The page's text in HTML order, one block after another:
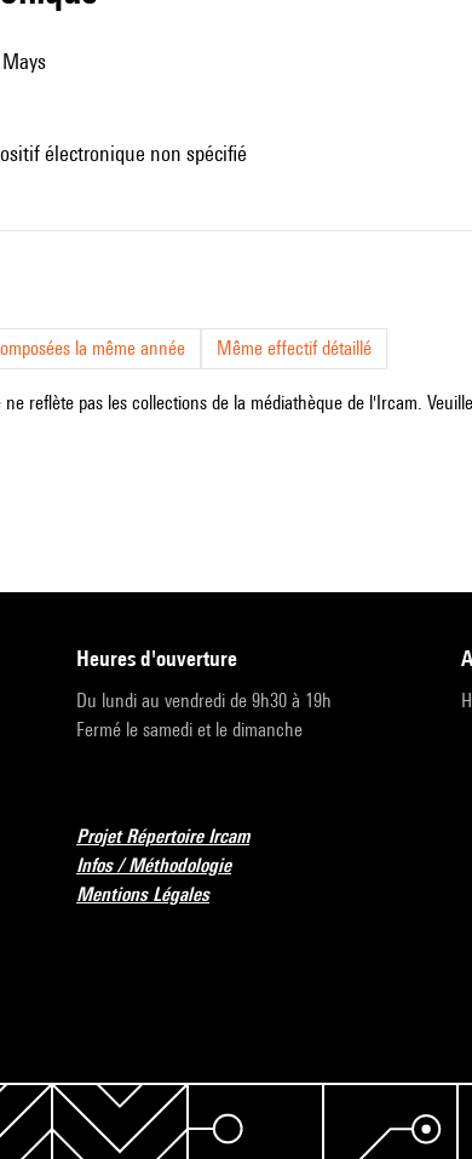
Mays
électronique non spécifié
la même année Même effectif détaillé
reflète pas les collections de la médiathèque de l'Ircam.
heures d'ouverture
Du lundi au vendredi de 9h30 à 19h
Fermé le samedi et le dimanche
Projet Répertoire Ircam
Infos / Méthodologie
Mentions Légales